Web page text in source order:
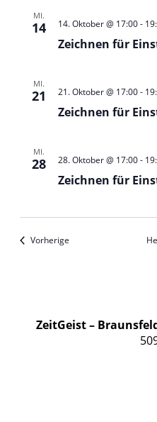
MI.
14
Zeichnen für
14. Oktober @ 17:00-
MI.
21
Zeichnen für
21. Oktober @ 17:00-
MI.
28
Zeichnen für
28. Oktober @ 17:00-
VorherigeVeranstaltungen
ZeitGeist –